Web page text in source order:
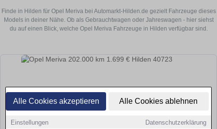
Alle Cookies akzeptieren Alle Cookies ablehnen
Einstellungen Datenschutzerklärung
Finde in Hilden für Opel Meriva bei Automarkt-Hilden.de gezielt Fahrzeuge dieses
Models in deiner Nähe. Ob als Gebrauchtwagen oder Jahreswagen - hier siehst
du auf einen Blick, welche Opel Meriva Fahrzeuge in Hilden verfügbar sind.